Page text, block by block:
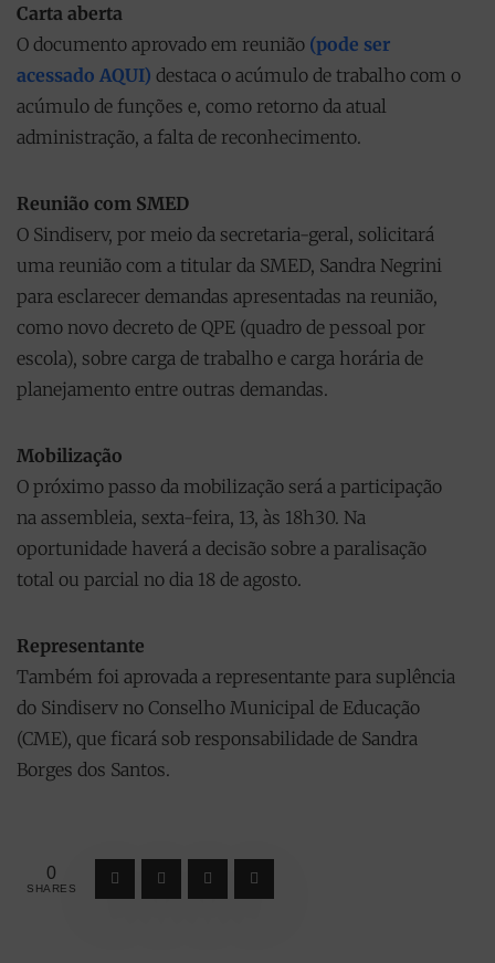
Carta aberta
O documento aprovado em reunião (pode ser
acessado AQUI) destaca o acúmulo de trabalho com o
acúmulo de funções e, como retorno da atual
administração, a falta de reconhecimento.
Reunião com SMED
O Sindiserv, por meio da secretaria-geral, solicitará
uma reunião com a titular da SMED, Sandra Negrini
para esclarecer demandas apresentadas na reunião,
como novo decreto de QPE (quadro de pessoal por
escola), sobre carga de trabalho e carga horária de
planejamento entre outras demandas.
Mobilização
O próximo passo da mobilização será a participação
na assembleia, sexta-feira, 13, às 18h30. Na
oportunidade haverá a decisão sobre a paralisação
total ou parcial no dia 18 de agosto.
Representante
Também foi aprovada a representante para suplência
do Sindiserv no Conselho Municipal de Educação
(CME), que ficará sob responsabilidade de Sandra
Borges dos Santos.
0
SHARES